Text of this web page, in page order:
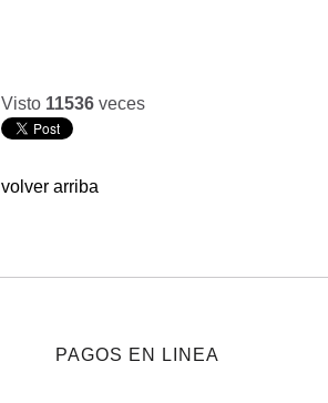
Visto 11536 veces
volver arriba
PAGOS EN LINEA